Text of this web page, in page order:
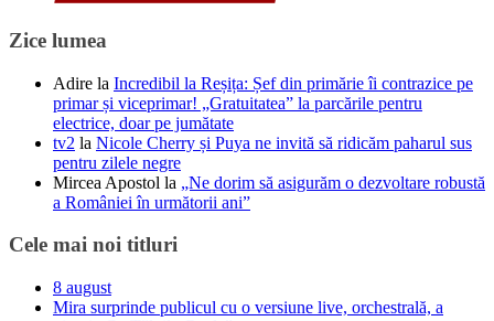
Zice lumea
Adire la Incredibil la Reșița: Șef din primărie îi contrazice pe
primar și viceprimar! „Gratuitatea” la parcările pentru
electrice, doar pe jumătate
tv2 la Nicole Cherry și Puya ne invită să ridicăm paharul sus
pentru zilele negre
Mircea Apostol la „Ne dorim să asigurăm o dezvoltare robustă
a României în următorii ani”
Cele mai noi titluri
8 august
Mira surprinde publicul cu o versiune live, orchestrală, a